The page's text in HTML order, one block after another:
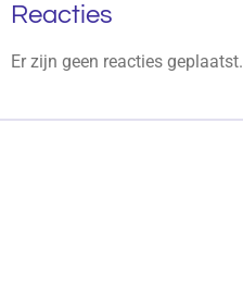
Reacties
Er zijn geen reacties geplaatst.